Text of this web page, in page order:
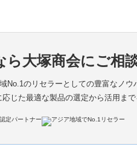
ら大塚商会にご相
のリセラーとしての豊富なノウ
じた最適な製品の選定から活用まで